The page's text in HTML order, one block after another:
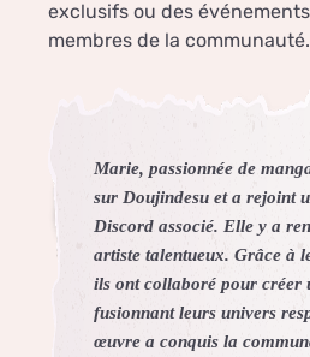
exclusifs ou des
membres de la communauté.
Marie, passionnée de
sur Doujindesu et a rejoint
Discord associé. Elle y a
artiste talentueux. Grâce à
ils ont collaboré pour créer
fusionnant leurs univers
œuvre a conquis la